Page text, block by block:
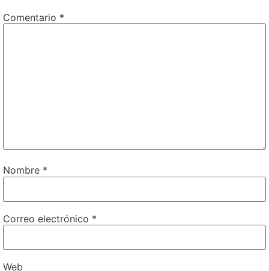
Comentario *
Nombre *
Correo electrónico *
Web